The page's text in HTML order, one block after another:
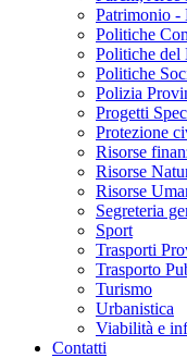
Patrimonio -
Politiche
Politiche del
Politiche
Polizia
Progetti
Protezione
Risorse
Risorse
Risorse
Segreteria
Sport
Trasporti
Trasporto
Turismo
Urbanistica
Viabilità e
Contatti